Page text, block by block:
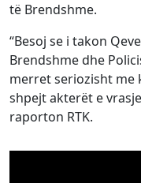
të Brendshme.
“Besoj se i takon
Brendshme dhe
merret seriozisht me
shpejt akterët e
raporton RTK.